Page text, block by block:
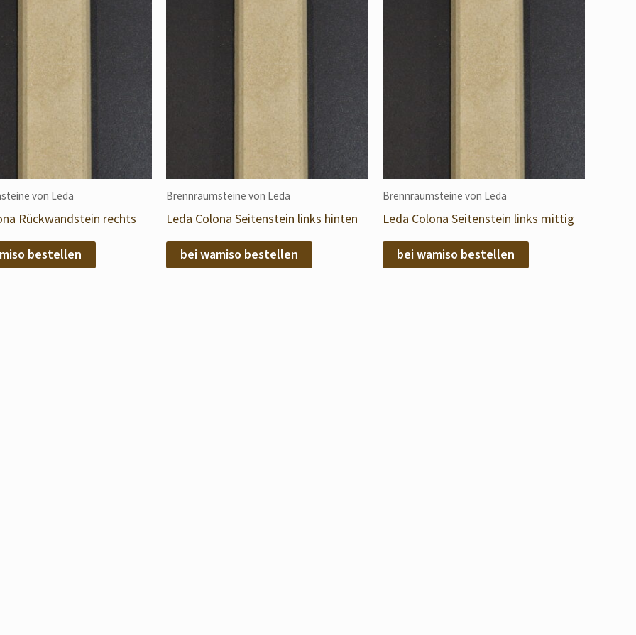
von Leda
Rückwandstein rechts
bestellen
Brennraumsteine von Leda
Leda Colona Seitenstein links hinten
bei wamiso bestellen
Brennraumsteine von Leda
Leda Colona Seitenstein links mittig
bei wamiso bestellen